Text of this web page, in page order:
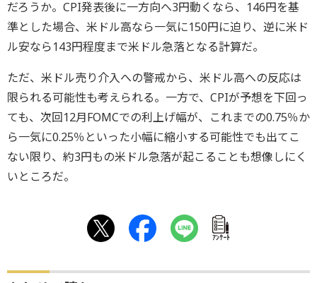
だろうか。CPI発表後に一方向へ3円動くなら、146円を基
準とした場合、米ドル高なら一気に150円に迫り、逆に米ド
ル安なら143円程度まで米ドル急落となる計算だ。
ただ、米ドル売り介入への警戒から、米ドル高への反応は
限られる可能性も考えられる。一方で、CPIが予想を下回っ
ても、次回12月FOMCでの利上げ幅が、これまでの0.75％か
ら一気に0.25％といった小幅に縮小する可能性でも出てこ
ない限り、約3円もの米ドル急落が起こることも想像しにく
いところだ。
ｱﾝｹｰﾄ